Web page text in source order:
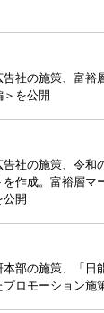
告社の施策、富裕
を公開
告社の施策、令和
を作成。富裕層マ
公開
本部の施策、「日
ロモーション施